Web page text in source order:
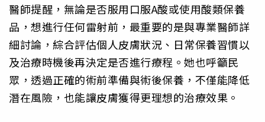
醫師提醒，無論是否服用口服A酸或使用酸類保養
品，想進行任何雷射前，最重要的是與專業醫師詳
細討論，綜合評估個人皮膚狀況、日常保養習慣以
及治療時機後再決定是否進行療程。她也呼籲民
眾，透過正確的術前準備與術後保養，不僅能降低
潛在風險，也能讓皮膚獲得更理想的治療效果。